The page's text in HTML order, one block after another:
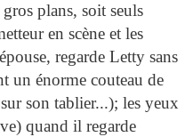
plans, soit seuls
en scène et les
regarde Letty sans
un énorme couteau de
son tablier...); les yeux
quand il regarde